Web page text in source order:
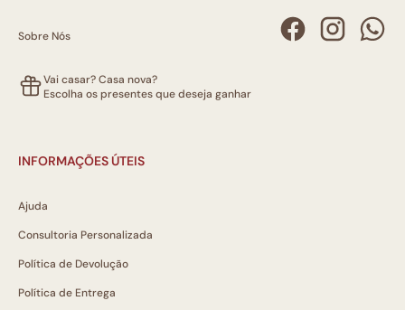
Sobre Nós
Vai casar? Casa nova?
Escolha os presentes que deseja ganhar
INFORMAÇÕES ÚTEIS
Ajuda
Consultoria Personalizada
Política de Devolução
Política de Entrega